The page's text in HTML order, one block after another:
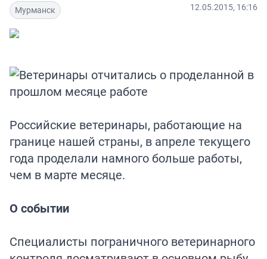
Мурманск 12.05.2015, 16:16
Российские ветеринары, работающие на
границе нашей страны, в апреле текущего
года проделали намного больше работы,
чем в марте месяце.
О событии
Специалисты пограничного ветеринарного